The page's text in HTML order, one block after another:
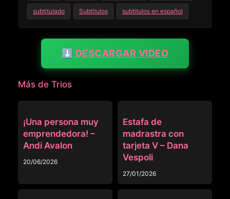
subtitulado Subtitulos subtitulos en español
⬇️ DESCARGAR VIDEO
Más de Trios
¡Una persona muy
emprendedora! –
Andi Avalon
20/06/2026
Estafa de
madrastra con
tarjeta V – Dana
Vespoli
27/01/2026